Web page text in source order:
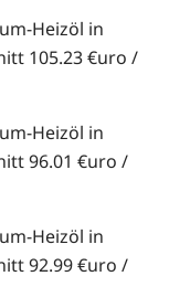
Heizöl in
105.23 €uro /
Heizöl in
96.01 €uro /
Heizöl in
92.99 €uro /